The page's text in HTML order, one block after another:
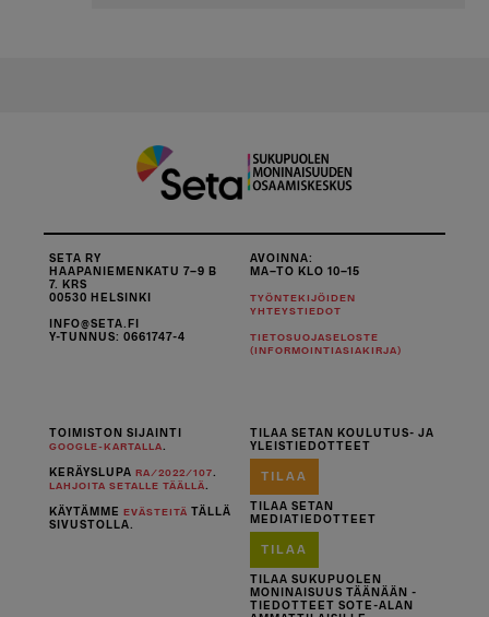
SETA RY
HAAPANIEMENKATU 7–9 B
7. KRS
00530 HELSINKI
INFO@SETA.FI
Y-TUNNUS: 0661747-4
AVOINNA:
MA–TO KLO 10–15
TYÖNTEKIJÖIDEN
YHTEYSTIEDOT
TIETOSUOJASELOSTE
(INFORMOINTIASIAKIRJA)
TOIMISTON SIJAINTI
GOOGLE-KARTALLA
KERÄYSLUPARA/2022/107
LAHJOITA SETALLE TÄÄLLÄ
KÄYTÄMMEEVÄSTEITÄ TÄLLÄ
SIVUSTOLLA.
TILAA SETAN KOULUTUS- JA
YLEISTIEDOTTEET
TILAA
TILAA SETAN
MEDIATIEDOTTEET
TILAA
TILAA SUKUPUOLEN
MONINAISUUS TÄÄNÄÄN -
TIEDOTTEET SOTE-ALAN